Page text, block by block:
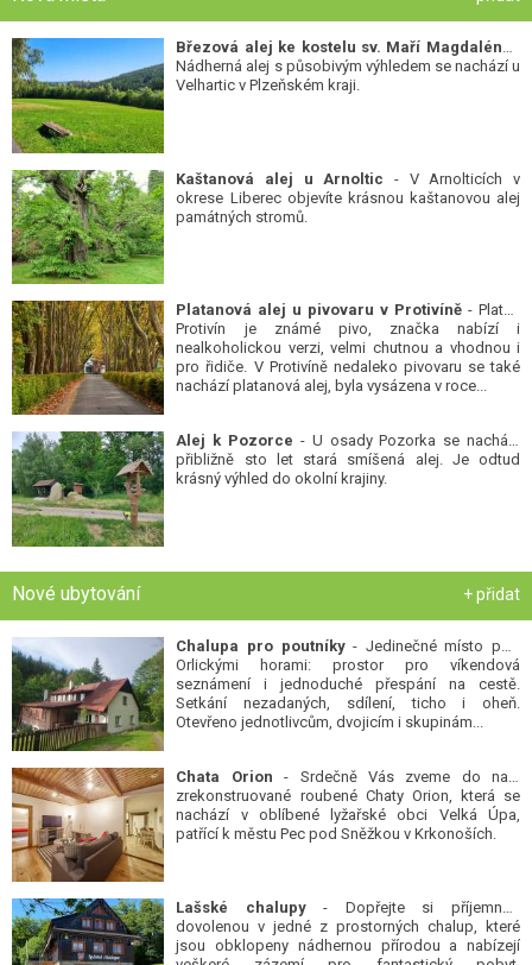
Březová alej ke kostelu sv. Maří Magdalény-
Nádherná alej s působivým výhledem se nachází u
Velhartic v Plzeňském kraji.
Kaštanová alej u Arnoltic - V Arnolticích v
okrese Liberec objevíte krásnou kaštanovou alej
památných stromů.
Platanová alej u pivovaru v Protivíně - Platan
Protivín je známé pivo, značka nabízí i
nealkoholickou verzi, velmi chutnou a vhodnou i
pro řidiče. V Protivíně nedaleko pivovaru se také
nachází platanová alej, byla vysázena v roce...
Alej k Pozorce - U osady Pozorka se nachází
přibližně sto let stará smíšená alej. Je odtud
krásný výhled do okolní krajiny.
Nové ubytování + přidat
Chalupa pro poutníky- Jedinečné místo pod
Orlickými horami: prostor pro víkendová
seznámení i jednoduché přespání na cestě.
Setkání nezadaných, sdílení, ticho i oheň.
Otevřeno jednotlivcům, dvojicím i skupinám...
Chata Orion - Srdečně Vás zveme do naší
zrekonstruované roubené Chaty Orion, která se
nachází v oblíbené lyžařské obci Velká Úpa,
patřící k městu Pec pod Sněžkou v Krkonoších.
Lašské chalupy- Dopřejte si příjemnou
dovolenou v jedné z prostorných chalup, které
jsou obklopeny nádhernou přírodou a nabízejí